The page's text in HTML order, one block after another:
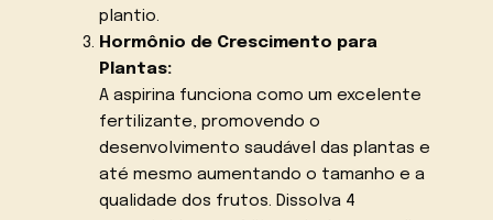
plantio.
Hormônio de Crescimento para
Plantas:
A aspirina funciona como um excelente
fertilizante, promovendo o
desenvolvimento saudável das plantas e
até mesmo aumentando o tamanho e a
qualidade dos frutos. Dissolva 4